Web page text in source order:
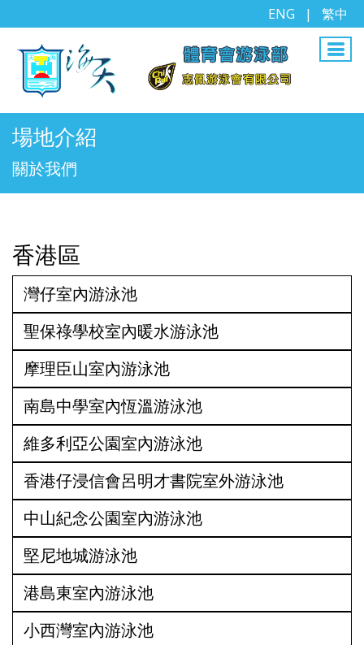
ENG | 繁中
場地介紹
關於我們
香港區
灣仔室內游泳池
聖保祿學校室內暖水游泳池
摩理臣山室內游泳池
南島中學室內恆溫游泳池
維多利亞公園室內游泳池
香港仔浸信會呂明才書院室外游泳池
中山紀念公園室內游泳池
堅尼地城游泳池
港島東室內游泳池
小西灣室內游泳池